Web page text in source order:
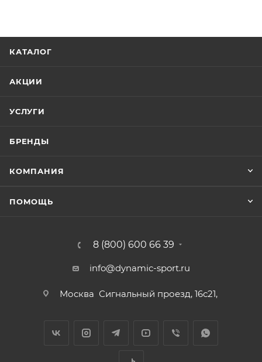
КАТАЛОГ
АКЦИИ
УСЛУГИ
БРЕНДЫ
КОМПАНИЯ
ПОМОЩЬ
8 (800) 600 66 39
info@dynamic-sport.ru
Москва Сигнальный проезд, 16с21,